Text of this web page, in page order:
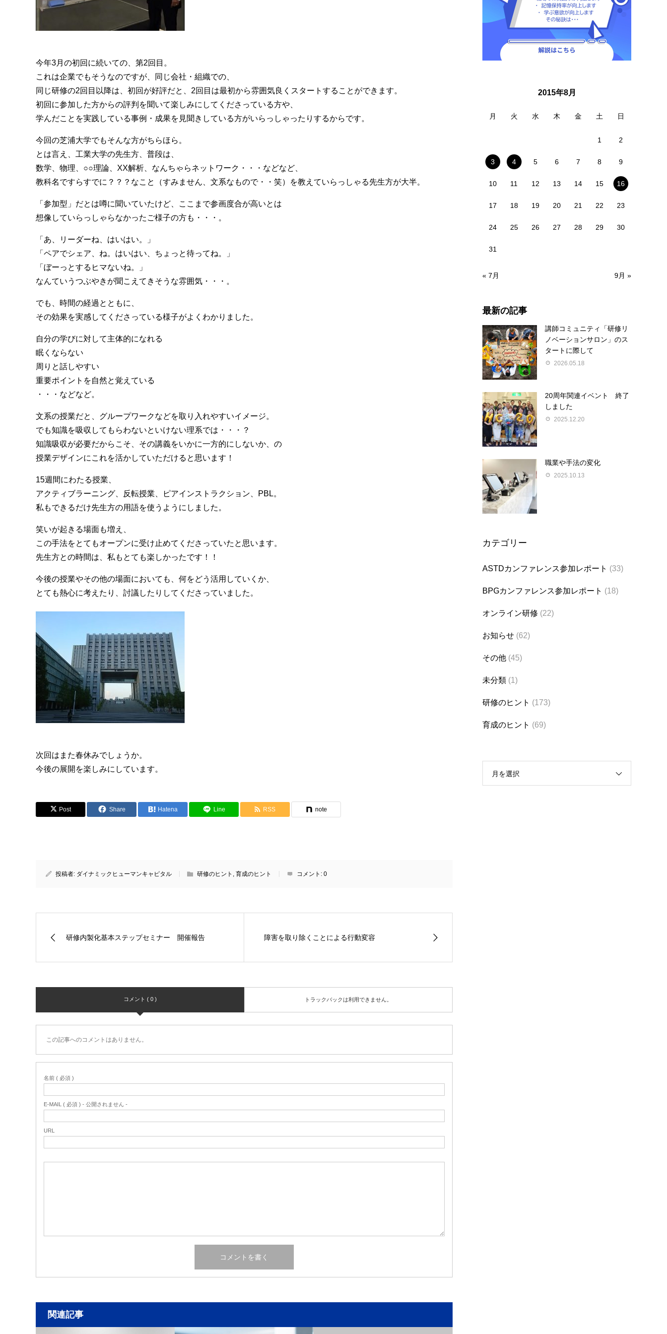
今年3月の初回に続いての、第2回目。
これは企業でもそうなのですが、同じ会社・組織での、
同じ研修の2回目以降は、初回が好評だと、2回目は最初から雰囲気良くスタートすることができます。
初回に参加した方からの評判を聞いて楽しみにしてくださっている方や、
学んだことを実践している事例・成果を見聞きしている方がいらっしゃったりするからです。
今回の芝浦大学でもそんな方がちらほら。
とは言え、工業大学の先生方、普段は、
数学、物理、○○理論、XX解析、なんちゃらネットワーク・・・などなど、
教科名ですらすでに？？？なこと（すみません、文系なもので・・笑）を教えていらっしゃる先生方が大半。
「参加型」だとは噂に聞いていたけど、ここまで参画度合が高いとは
想像していらっしゃらなかったご様子の方も・・・。
「あ、リーダーね、はいはい。」
「ペアでシェア、ね。はいはい、ちょっと待ってね。」
「ぼーっとするヒマないね。」
なんていうつぶやきが聞こえてきそうな雰囲気・・・。
でも、時間の経過とともに、
その効果を実感してくださっている様子がよくわかりました。
自分の学びに対して主体的になれる
眠くならない
周りと話しやすい
重要ポイントを自然と覚えている
・・・などなど。
文系の授業だと、グループワークなどを取り入れやすいイメージ。
でも知識を吸収してもらわないといけない理系では・・・？
知識吸収が必要だからこそ、その講義をいかに一方的にしないか、の
授業デザインにこれを活かしていただけると思います！
15週間にわたる授業、
アクティブラーニング、反転授業、ピアインストラクション、PBL。
私もできるだけ先生方の用語を使うようにしました。
笑いが起きる場面も増え、
この手法をとてもオープンに受け止めてくださっていたと思います。
先生方との時間は、私もとても楽しかったです！！
今後の授業やその他の場面においても、何をどう活用していくか、
とても熱心に考えたり、討議したりしてくださっていました。
次回はまた春休みでしょうか。
今後の展開を楽しみにしています。
Post Share Hatena Line RSS note
投稿者: ダイナミックヒューマンキャピタル 研修のヒント , 育成のヒント コメント: 0
研修内製化基本ステップセミナー 開催報告 障害を取り除くことによる行動変容
コメント ( 0 ) トラックバックは利用できません。
この記事へのコメントはありません。
名前 ( 必須 )
E-MAIL ( 必須 ) - 公開されません -
URL
関連記事
2015年8月
月 火 水 木 金 土 日
1 2
3 4 5 6 7 8 9
10 11 12 13 14 15 16
17 18 19 20 21 22 23
24 25 26 27 28 29 30
31
« 7月 9月 »
最新の記事
講師コミュニティ「研修リ
ノベーションサロン」のス
タートに際して
2026.05.18
20周年関連イベント 終了
しました
2025.12.20
職業や手法の変化
2025.10.13
カテゴリー
ASTDカンファレンス参加レポート (33)
BPGカンファレンス参加レポート (18)
オンライン研修 (22)
お知らせ (62)
その他 (45)
未分類 (1)
研修のヒント (173)
育成のヒント (69)
月を選択